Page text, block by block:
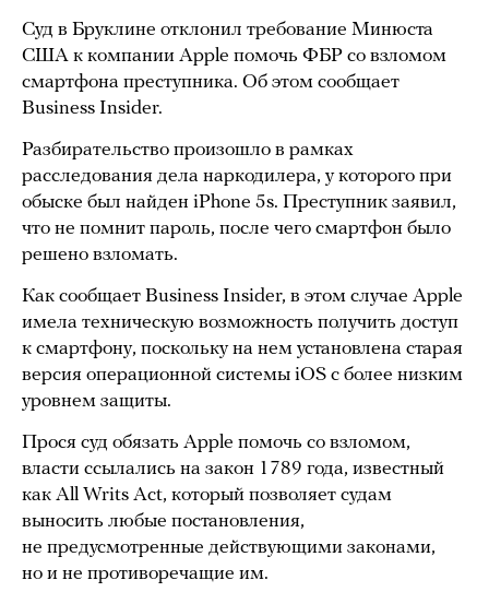
Суд в Бруклине отклонил требование Минюста
США к компании Apple помочь ФБР со взломом
смартфона преступника. Об этом сообщает
Business Insider.
Разбирательство произошло в рамках
расследования дела наркодилера, у которого при
обыске был найден iPhone 5s. Преступник заявил,
что не помнит пароль, после чего смартфон было
решено взломать.
Как сообщает Business Insider, в этом случае Apple
имела техническую возможность получить доступ
к смартфону, поскольку на нем установлена старая
версия операционной системы iOS с более низким
уровнем защиты.
Прося суд обязать Apple помочь со взломом,
власти ссылались на закон 1789 года, известный
как All Writs Act, который позволяет судам
выносить любые постановления,
не предусмотренные действующими законами,
но и не противоречащие им.